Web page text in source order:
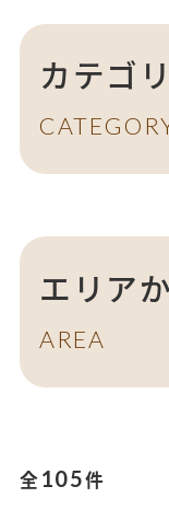
カテゴ
エリア
AREA
全105件